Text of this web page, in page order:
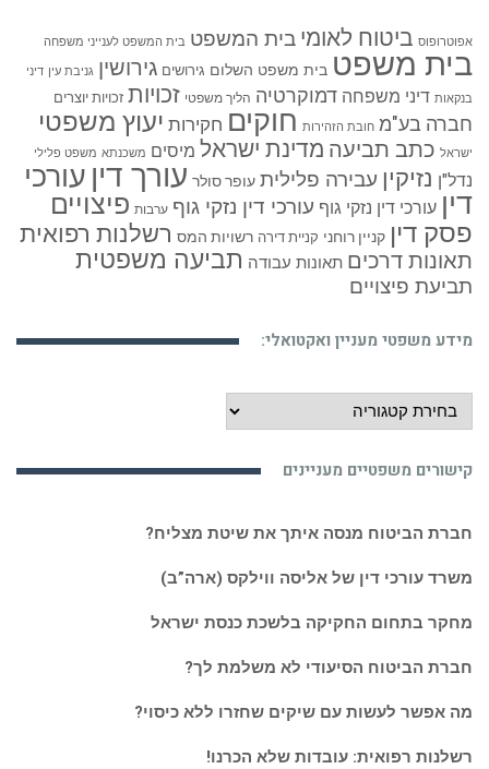
אפוטרופוס ביטוח לאומי בית המשפט בית המשפט לענייני משפחה
בית משפט בית משפט השלום גירושים גירושין גניבת עין דיני
בנקאות דיני משפחה דמוקרטיה הליך משפטי זכויות זכויות יוצרים
חברה בע"מ חובת הזהירות חוקים חקירות יעוץ משפטי
ישראל כתב תביעה מדינת ישראל מיסים משכנתא משפט פלילי
נדל"ן נזיקין עבירה פלילית עופר סולר עורך דין עורכי
דין עורכי דין נזקי גוף עורכי דין נזקי גוף ערבות פיצויים
פסק דין קניין רוחני קניית דירה רשויות המס רשלנות רפואית
תאונות דרכים תאונות עבודה תביעה משפטית
תביעת פיצויים
מידע משפטי מעניין ואקטואלי:
מידע
משפטי
ואקטואלי:
קישורים משפטיים מעניינים
חברת הביטוח מנסה איתך את שיטת מצליח?
משרד עורכי דין של אליסה ווילקס (ארה”ב)
מחקר בתחום החקיקה בלשכת כנסת ישראל
חברת הביטוח הסיעודי לא משלמת לך?
מה אפשר לעשות עם שיקים שחזרו ללא כיסוי?
רשלנות רפואית: עובדות שלא הכרנו!